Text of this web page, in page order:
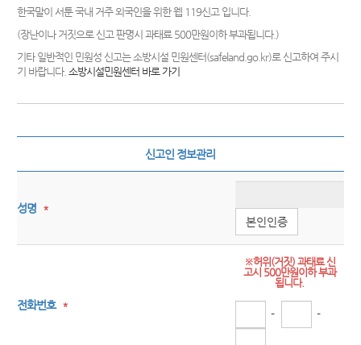
한국말이 서툰 국내 거주 외국인을 위한 웹 119신고 입니다.
(장난이나 거짓으로 신고 판명시 과태료 500만원이하 부과됩니다.)
기타 일반적인 민원성 신고는 소방시설 민원센터(safeland.go.kr)로 신고하여 주시
기 바랍니다. 소방시설민원센터 바로 가기
신고인 정보관리
성명 *
본인인증
전화번호 *
※허위(거짓) 과태료 신
고시 500만원이하 부과
됩니다.
- -